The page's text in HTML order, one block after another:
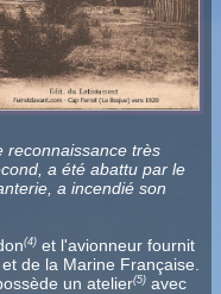
reconnaissance très
a été abattu par le
a incendié son
(4)et l'avionneur fournit
de la Marine Française.
un atelier(5)avec